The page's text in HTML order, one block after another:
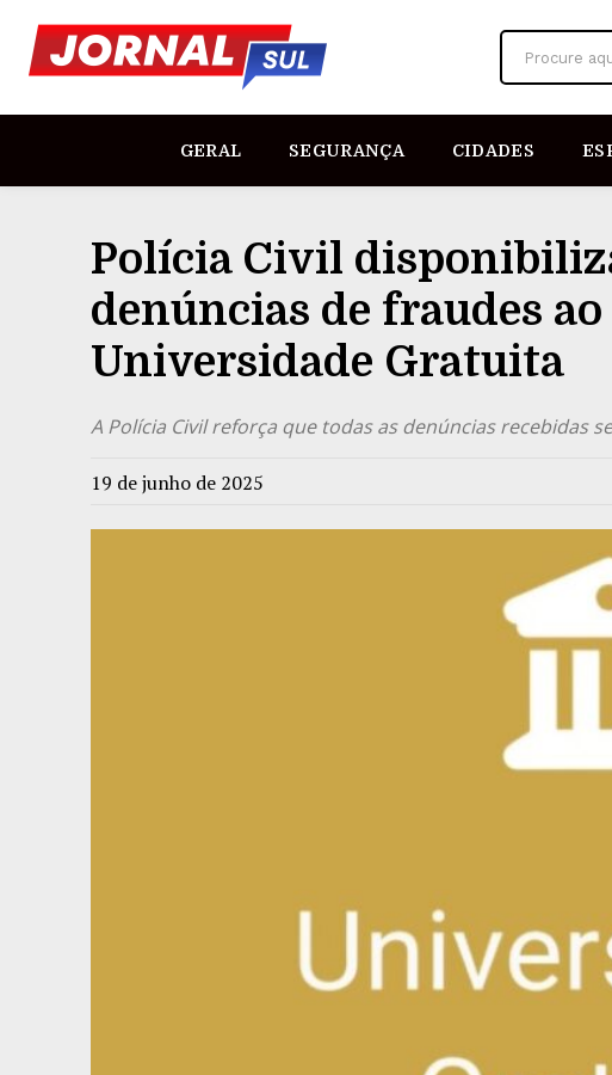
Procure
GERAL SEGURANÇA CIDADES
Polícia Civil
denúncias de fraudes
Universidade Gratuita
A Polícia Civil reforça que todas as denúncias recebidas
19 de junho de 2025